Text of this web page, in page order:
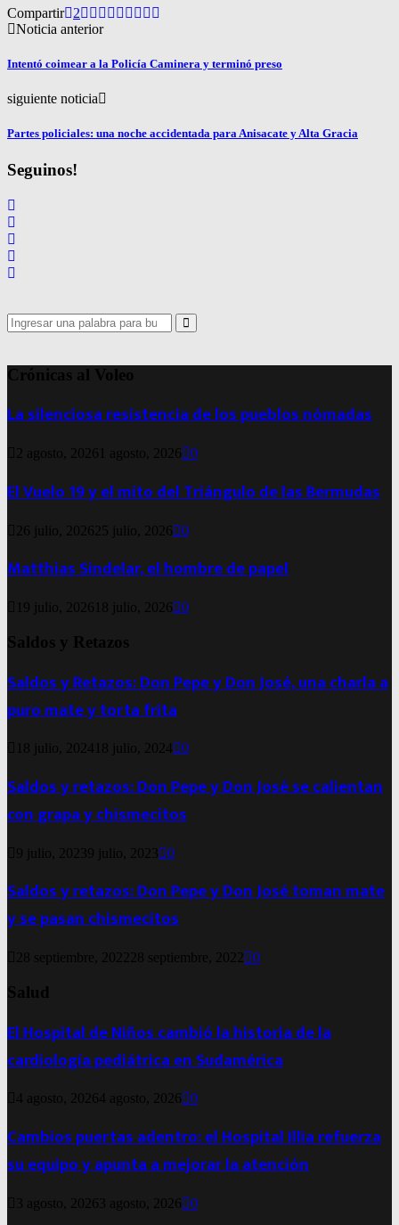
Compartir
2
Noticia anterior
Intentó coimear a la Policía Caminera y terminó preso
siguiente noticia
Partes policiales: una noche accidentada para Anisacate y Alta Gracia
Seguinos!
Search
for:
Search
Crónicas al Voleo
La silenciosa resistencia de los pueblos nómadas
2 agosto, 2026 1 agosto, 2026 0
El Vuelo 19 y el mito del Triángulo de las Bermudas
26 julio, 2026 25 julio, 2026 0
Matthias Sindelar, el hombre de papel
19 julio, 2026 18 julio, 2026 0
Saldos y Retazos
Saldos y Retazos: Don Pepe y Don José, una charla a
puro mate y torta frita
18 julio, 2024 18 julio, 2024 0
Saldos y retazos: Don Pepe y Don José se calientan
con grapa y chismecitos
9 julio, 20239 julio, 2023 0
Saldos y retazos: Don Pepe y Don José toman mate
y se pasan chismecitos
28 septiembre, 2022 28 septiembre, 2022 0
Salud
El Hospital de Niños cambió la historia de la
cardiología pediátrica en Sudamérica
4 agosto, 20264 agosto, 2026 0
Cambios puertas adentro: el Hospital Illia refuerza
su equipo y apunta a mejorar la atención
3 agosto, 2026 3 agosto, 2026 0